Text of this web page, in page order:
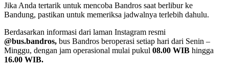
Jika Anda tertarik untuk mencoba Bandros saat berlibur ke
Bandung, pastikan untuk memeriksa jadwalnya terlebih dahulu.
Berdasarkan informasi dari laman Instagram resmi
@bus.bandros, bus Bandros beroperasi setiap hari dari Senin –
Minggu, dengan jam operasional mulai pukul 08.00 WIB hingga
16.00 WIB.